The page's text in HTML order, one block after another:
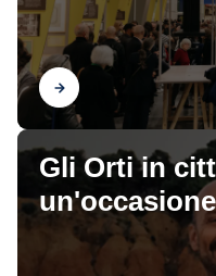
Scopri
Gli Orti in